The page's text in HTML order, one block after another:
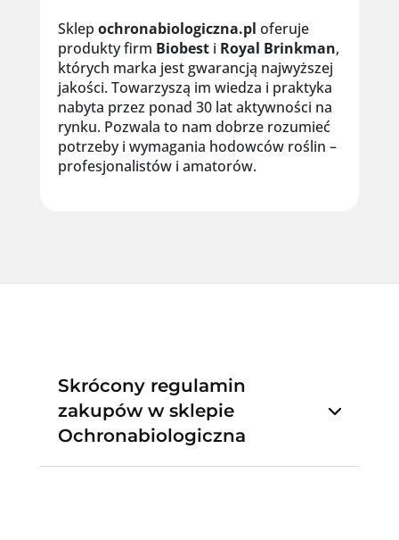
Sklep ochronabiologiczna.pl oferuje
produkty firm Biobesti Royal Brinkman,
których marka jest gwarancją najwyższej
jakości. Towarzyszą im wiedza i praktyka
nabyta przez ponad 30 lat aktywności na
rynku. Pozwala to nam dobrze rozumieć
potrzeby i wymagania hodowców roślin –
profesjonalistów i amatorów.
Skrócony regulamin
zakupów w sklepie
Ochronabiologiczna